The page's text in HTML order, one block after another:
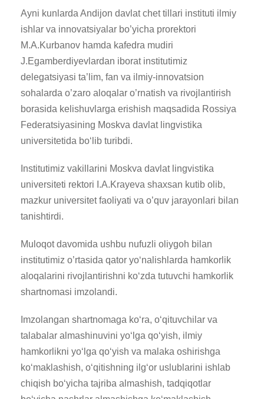
Ayni kunlarda Andijon davlat chet tillari instituti ilmiy
ishlar va innovatsiyalar bo’yicha prorektori
M.A.Kurbanov hamda kafedra mudiri
J.Egamberdiyevlardan iborat institutimiz
delegatsiyasi ta’lim, fan va ilmiy-innovatsion
sohalarda o’zaro aloqalar o’rnatish va rivojlantirish
borasida kelishuvlarga erishish maqsadida Rossiya
Federatsiyasining Moskva davlat lingvistika
universitetida bo‘lib turibdi.
Institutimiz vakillarini Moskva davlat lingvistika
universiteti rektori I.A.Krayeva shaxsan kutib olib,
mazkur universitet faoliyati va o’quv jarayonlari bilan
tanishtirdi.
Muloqot davomida ushbu nufuzli oliygoh bilan
institutimiz o’rtasida qator yo‘nalishlarda hamkorlik
aloqalarini rivojlantirishni ko‘zda tutuvchi hamkorlik
shartnomasi imzolandi.
Imzolangan shartnomaga ko‘ra, o‘qituvchilar va
talabalar almashinuvini yo‘lga qo‘yish, ilmiy
hamkorlikni yo‘lga qo‘yish va malaka oshirishga
ko‘maklashish, o‘qitishning ilg‘or uslublarini ishlab
chiqish bo‘yicha tajriba almashish, tadqiqotlar